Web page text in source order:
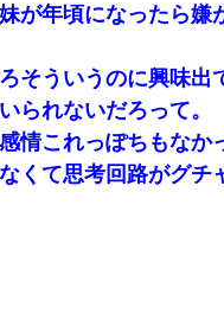
が年頃になったら嫌
そういうのに興味出
られないだろって。
情これっぽちもなか
くて思考回路がグチ